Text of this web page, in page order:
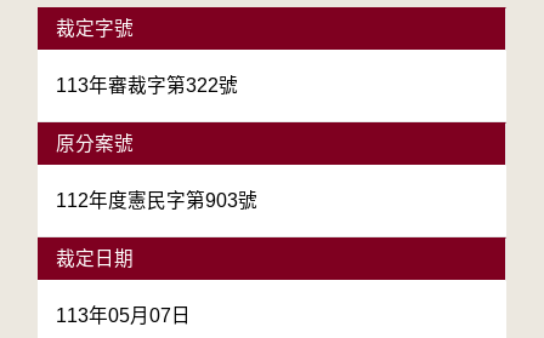
裁定字號
113年審裁字第322號
原分案號
112年度憲民字第903號
裁定日期
113年05月07日